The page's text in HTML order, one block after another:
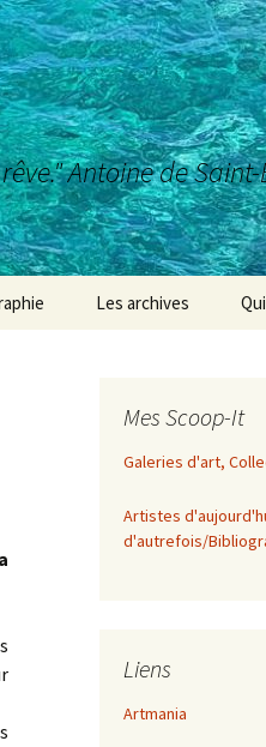
Antoine de
Les archives
Mes Scoop-It
Galeries d'art,
Artistes
d'autrefois/
Liens
Artmania